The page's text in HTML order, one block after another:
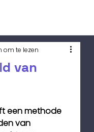
van
om te lezen
een methode
van